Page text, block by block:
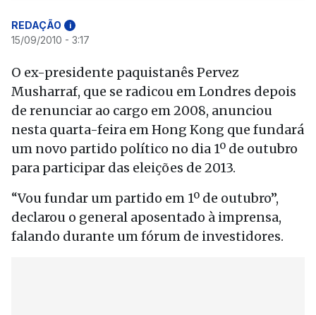
REDAÇÃO i
15/09/2010 - 3:17
O ex-presidente paquistanês Pervez
Musharraf, que se radicou em Londres depois
de renunciar ao cargo em 2008, anunciou
nesta quarta-feira em Hong Kong que fundará
um novo partido político no dia 1º de outubro
para participar das eleições de 2013.
“Vou fundar um partido em 1º de outubro”,
declarou o general aposentado à imprensa,
falando durante um fórum de investidores.